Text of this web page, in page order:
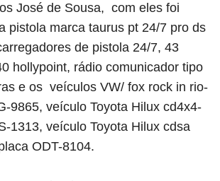
José de Sousa, com eles foi
pistola marca taurus pt 24/7 pro ds
de pistola 24/7, 43
hollypoint, rádio comunicador tipo
e os veículos VW/ fox rock in rio-
9865, veículo Toyota Hilux cd4x4-
1313, veículo Toyota Hilux cdsa
ODT-8104.